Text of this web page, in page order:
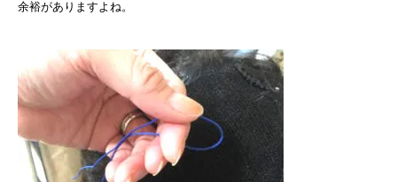
余裕がありますよね。